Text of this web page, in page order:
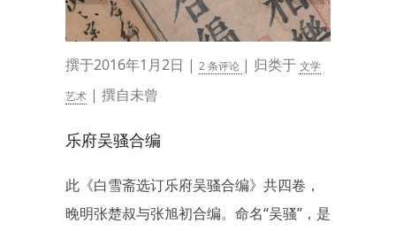
撰于2016年1月2日 | 2 条评论 | 归类于 文学
艺术 | 撰自未曾
乐府吴骚合编
此《白雪斋选订乐府吴骚合编》共四卷，
晚明张楚叔与张旭初合编。命名“吴骚”，是